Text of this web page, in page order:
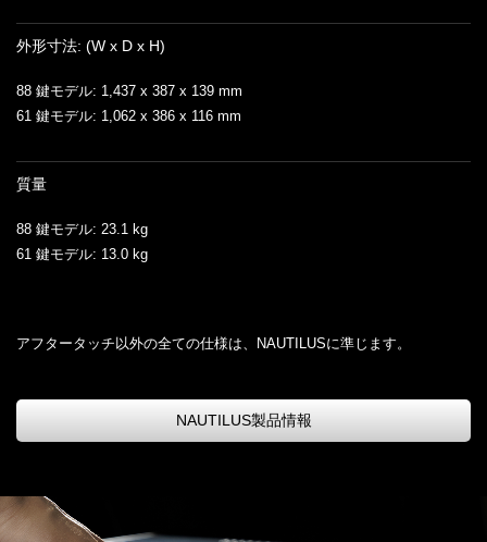
外形寸法: (W x D x H)
88 鍵モデル: 1,437 x 387 x 139 mm
61 鍵モデル: 1,062 x 386 x 116 mm
質量
88 鍵モデル: 23.1 kg
61 鍵モデル: 13.0 kg
アフタータッチ以外の全ての仕様は、NAUTILUSに準じます。
NAUTILUS製品情報